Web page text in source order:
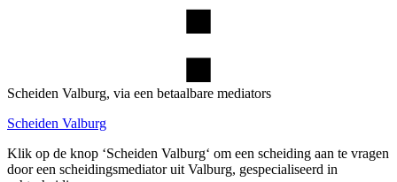
Scheiden Valburg, via een betaalbare mediators
Scheiden Valburg
Klik op de knop ‘Scheiden Valburg‘ om een scheiding aan te vragen
door een scheidingsmediator uit Valburg, gespecialiseerd in